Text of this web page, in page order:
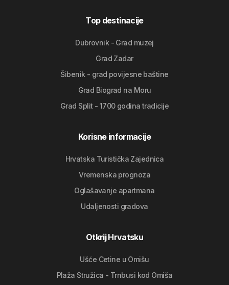
Top destinacije
Dubrovnik - Grad muzej
Grad Zadar
Šibenik - grad povijesne baštine
Grad Biograd na Moru
Grad Split - 1700 godina tradicije
Korisne informacije
Hrvatska Turistička Zajednica
Vremenska prognoza
Oglašavanje apartmana
Udaljenosti gradova
Otkrij Hrvatsku
Ušće Cetine u Omišu
Plaža Stružica - Trnbusi kod Omiša